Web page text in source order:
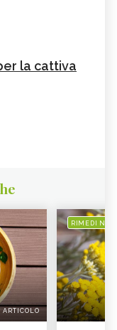
la cattiva
ARTICOLO
RIMEDI